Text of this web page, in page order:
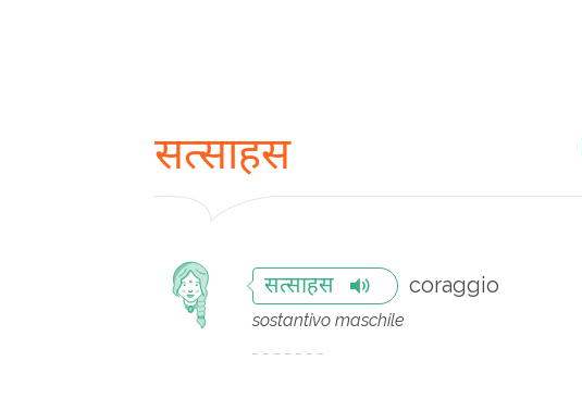
सत्साहस
सत्साहस coraggio
sostantivo maschile